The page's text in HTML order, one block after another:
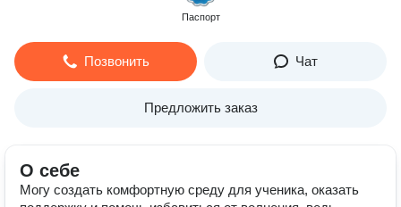
Паспорт
Позвонить Чат
Предложить заказ
О себе
Могу создать комфортную среду для ученика, оказать